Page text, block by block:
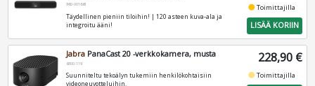
960-001681
Täydellinen pieniin tiloihin! | 120 asteen kuva-ala ja
integroitu ääni!
fiber_manual_recordToimittajilla
LISÄÄ KORIIN
Jabra PanaCast 20 -verkkokamera, musta
8300-119
Suunniteltu tekoälyn tukemiin henkilökohtaisiin
videoneuvotteluihin.
228,90 €
fiber_manual_recordToimittajilla